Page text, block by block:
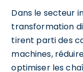
Dans le secteur
transformation
tirent parti des
machines,
optimiser les